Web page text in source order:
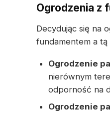
Ogrodzenia z
Decydując się na
fundamentem a
Ogrodzenie
nierównym
odporność na
Ogrodzenie